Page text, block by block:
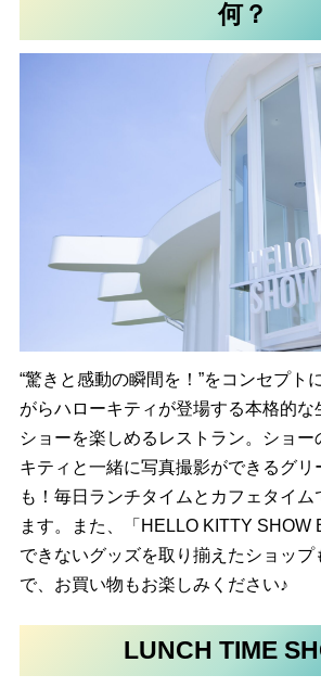
何？
“驚きと感動の瞬間を！”をコンセプト
がらハローキティが登場する本格的な
ショーを楽しめるレストラン。ショー
キティと一緒に写真撮影ができるグリ
も！毎日ランチタイムとカフェタイ
ます。また、「HELLO KITTY SHOW
できないグッズを取り揃えたショップ
で、お買い物もお楽しみください♪
LUNCH TIME